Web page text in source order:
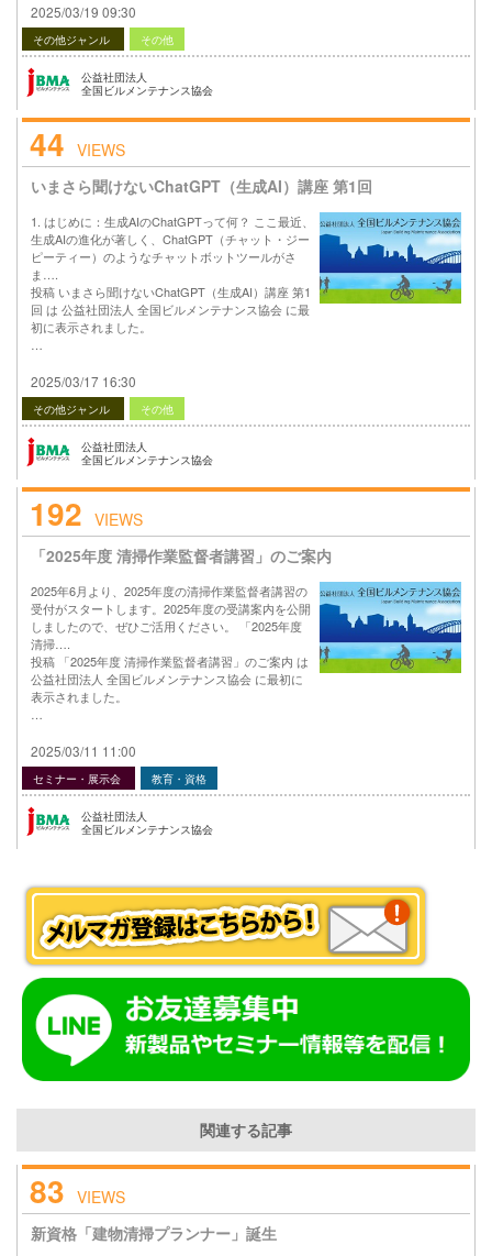
2025/03/19 09:30
その他ジャンル その他
公益社団法人
全国ビルメンテナンス協会
44 VIEWS
いまさら聞けないChatGPT（生成AI）講座 第1回
1. はじめに：生成AIのChatGPTって何？ ここ最近、
生成AIの進化が著しく、ChatGPT（チャット・ジー
ピーティー）のようなチャットボットツールがさ
ま….
投稿 いまさら聞けないChatGPT（生成AI）講座 第1
回 は 公益社団法人 全国ビルメンテナンス協会 に最
初に表示されました。
2025/03/17 16:30
その他ジャンル その他
公益社団法人
全国ビルメンテナンス協会
192 VIEWS
「2025年度 清掃作業監督者講習」のご案内
2025年6月より、2025年度の清掃作業監督者講習の
受付がスタートします。2025年度の受講案内を公開
しましたので、ぜひご活用ください。 「2025年度
清掃….
投稿 「2025年度 清掃作業監督者講習」のご案内 は
公益社団法人 全国ビルメンテナンス協会 に最初に
表示されました。
2025/03/11 11:00
セミナー・展示会 教育・資格
公益社団法人
全国ビルメンテナンス協会
関連する記事
83 VIEWS
新資格「建物清掃プランナー」誕生